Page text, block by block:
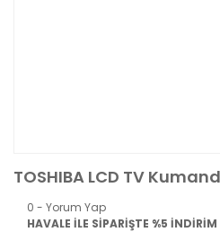
TOSHIBA LCD TV
0 - Yorum Yap
HAVALE İLE SİPARİŞTE %5 İNDİRİM